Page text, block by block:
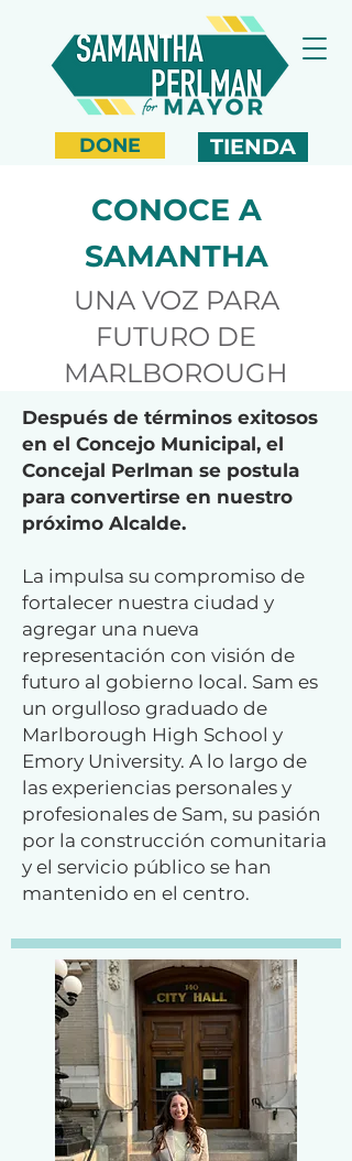
DONE TIENDA
CONOCE A
SAMANTHA
UNA VOZ PARA
FUTURO DE
MARLBOROUGH
Después de términos exitosos
en el Concejo Municipal, el
Concejal Perlman se postula
para convertirse en nuestro
próximo Alcalde.
La impulsa su compromiso de
fortalecer nuestra ciudad y
agregar una nueva
representación con visión de
futuro al gobierno local. Sam es
un orgulloso graduado de
Marlborough High School y
Emory University. A lo largo de
las experiencias personales y
profesionales de Sam, su pasión
por la construcción comunitaria
y el servicio público se han
mantenido en el centro.